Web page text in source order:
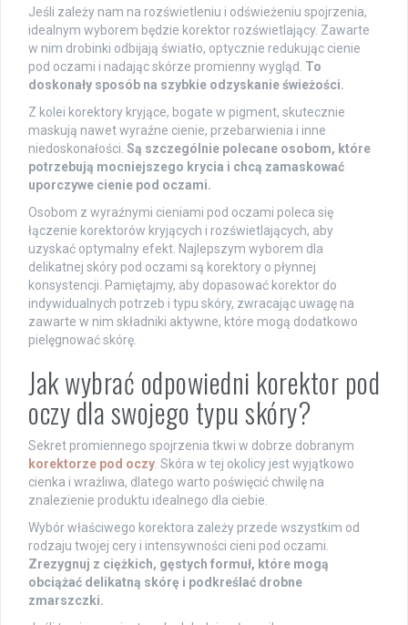
Jeśli zależy nam na rozświetleniu i odświeżeniu spojrzenia,
idealnym wyborem będzie korektor rozświetlający. Zawarte
w nim drobinki odbijają światło, optycznie redukując cienie
pod oczami i nadając skórze promienny wygląd. To
doskonały sposób na szybkie odzyskanie świeżości.
Z kolei korektory kryjące, bogate w pigment, skutecznie
maskują nawet wyraźne cienie, przebarwienia i inne
niedoskonałości. Są szczególnie polecane osobom, które
potrzebują mocniejszego krycia i chcą zamaskować
uporczywe cienie pod oczami.
Osobom z wyraźnymi cieniami pod oczami poleca się
łączenie korektorów kryjących i rozświetlających, aby
uzyskać optymalny efekt. Najlepszym wyborem dla
delikatnej skóry pod oczami są korektory o płynnej
konsystencji. Pamiętajmy, aby dopasować korektor do
indywidualnych potrzeb i typu skóry, zwracając uwagę na
zawarte w nim składniki aktywne, które mogą dodatkowo
pielęgnować skórę.
Jak wybrać odpowiedni korektor pod
oczy dla swojego typu skóry?
Sekret promiennego spojrzenia tkwi w dobrze dobranym
korektorze pod oczy . Skóra w tej okolicy jest wyjątkowo
cienka i wrażliwa, dlatego warto poświęcić chwilę na
znalezienie produktu idealnego dla ciebie.
Wybór właściwego korektora zależy przede wszystkim od
rodzaju twojej cery i intensywności cieni pod oczami.
Zrezygnuj z ciężkich, gęstych formuł, które mogą
obciążać delikatną skórę i podkreślać drobne
zmarszczki.